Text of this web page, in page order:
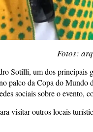
Fotos:
Sotilli, um dos principais
palco da Copa do
sociais sobre o evento,
visitar outros locais